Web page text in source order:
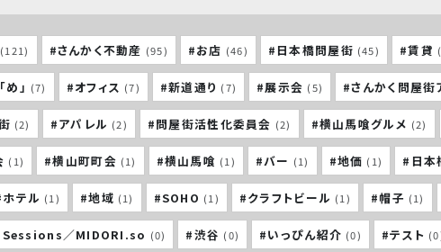
(121) #さんかく不動産 (95) #お店 (46) #日本橋問屋街 (45) #賃貸
」 (7) #オフィス (7) #新道通り (7) #展示会 (5) #さんかく問屋街
(2) #アパレル (2) #問屋街活性化委員会 (2) #横山馬喰グルメ (2)
(1) #横山町町会 (1) #横山馬喰 (1) #バー (1) #地価 (1) #日本
テル (1) #地域 (1) #SOHO (1) #クラフトビール (1) #帽子 (1)
／MIDORI.so (0) #渋谷 (0) #いっぴん紹介 (0) #テスト